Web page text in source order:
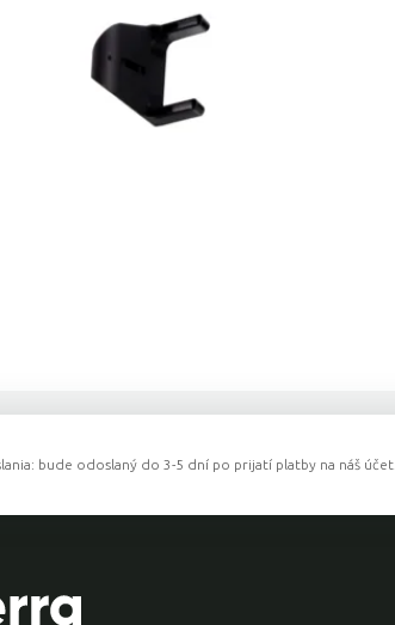
bude odoslaný do 3-5 dní po prijatí platby na náš účet.